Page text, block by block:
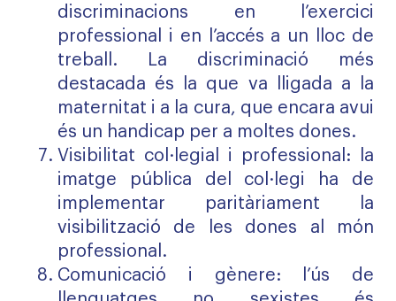
discriminacions en l’exercici
professional i en l’accés a un lloc de
treball. La discriminació més
destacada és la que va lligada a la
maternitat i a la cura, que encara avui
és un handicap per a moltes dones.
Visibilitat col·legial i professional: la
imatge pública del col·legi ha de
implementar paritàriament la
visibilització de les dones al món
professional.
Comunicació i gènere: l’ús de